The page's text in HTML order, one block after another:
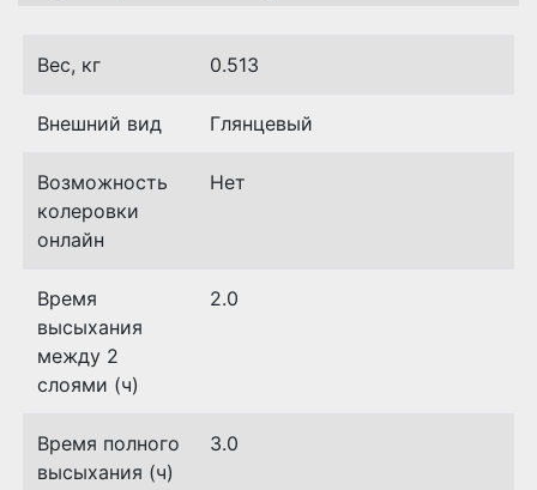
Вес, кг 0.513
Внешний вид Глянцевый
Возможность
колеровки
онлайн
Нет
Время
высыхания
между 2
слоями (ч)
2.0
Время полного
высыхания (ч)
3.0